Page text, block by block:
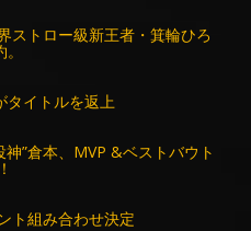
トロー級新王者・箕輪ひろ
タイトルを返上
”倉本、MVP &ベストバウト
ト組み合わせ決定